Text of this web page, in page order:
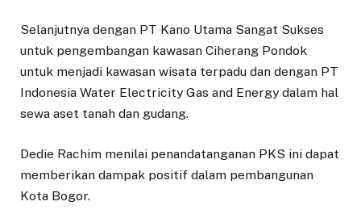
Selanjutnya dengan PT Kano Utama Sangat Sukses
untuk pengembangan kawasan Ciherang Pondok
untuk menjadi kawasan wisata terpadu dan dengan PT
Indonesia Water Electricity Gas and Energy dalam hal
sewa aset tanah dan gudang.
Dedie Rachim menilai penandatanganan PKS ini dapat
memberikan dampak positif dalam pembangunan
Kota Bogor.